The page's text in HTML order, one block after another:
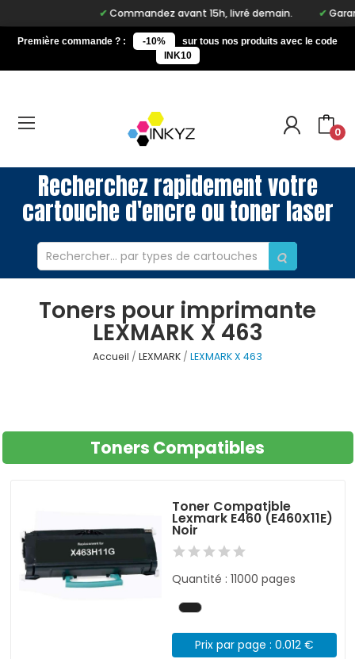
Commandez avant 15h, livré demain.
Première commande ? : -10%
sur tous nos produits avec le code
INK10
0
Recherchez rapidement votre
cartouche d'encre ou toner laser
Toners pour imprimante
LEXMARK X 463
Accueil LEXMARK LEXMARK X 463
Toners Compatibles
Toner Compatible
Lexmark E460 (E460X11E)
Noir
Quantité : 11000 pages
Prix par page : 0.012 €